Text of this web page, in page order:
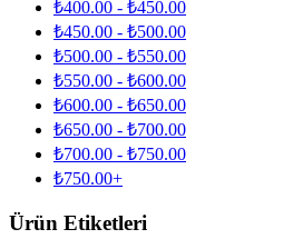
₺400.00 - ₺450.00
₺450.00 - ₺500.00
₺500.00 - ₺550.00
₺550.00 - ₺600.00
₺600.00 - ₺650.00
₺650.00 - ₺700.00
₺700.00 - ₺750.00
₺750.00+
Ürün Etiketleri